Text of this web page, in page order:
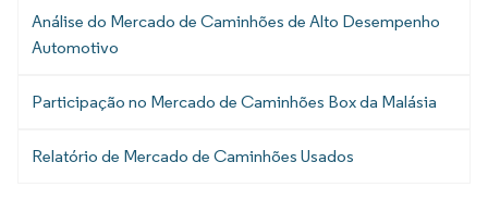
Análise do Mercado de Caminhões de Alto Desempenho
Automotivo
Participação no Mercado de Caminhões Box da Malásia
Relatório de Mercado de Caminhões Usados